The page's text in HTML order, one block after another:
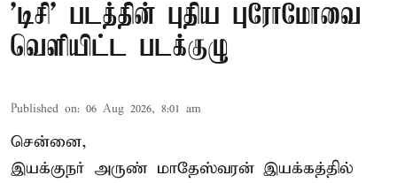
'டிசி' படத்தின் புதிய புரோமோவை
வெளியிட்ட படக்குழு
Published on: 06 Aug 2026, 8:01 am
சென்னை,
இயக்குநர் அருண் மாதேஸ்வரன் இயக்கத்தில்